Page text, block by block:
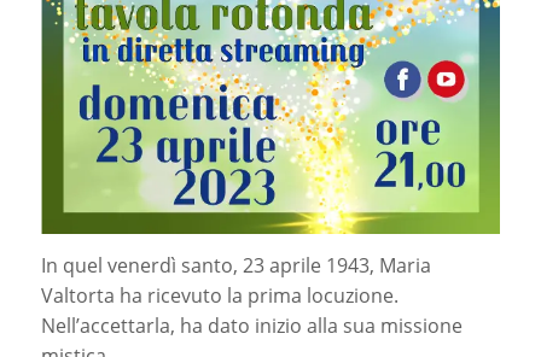
In quel venerdì santo, 23 aprile 1943, Maria
Valtorta ha ricevuto la prima locuzione.
Nell’accettarla, ha dato inizio alla sua missione